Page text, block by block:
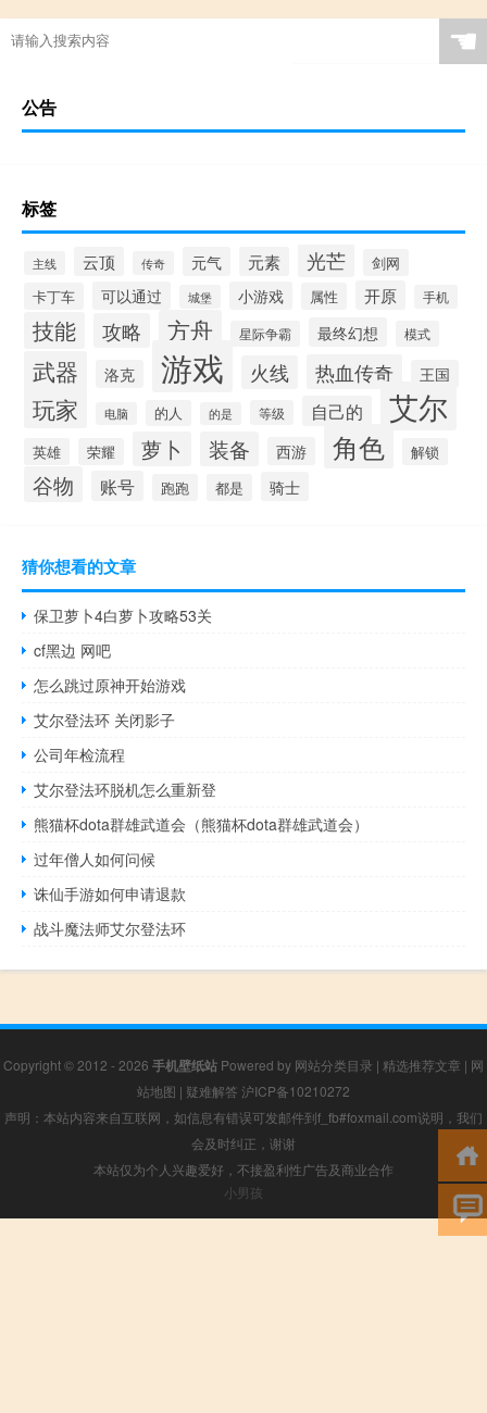
☚
公告
标签
主线 云顶 传奇 元气 元素 光芒
剑网
卡丁车
可以通过 城堡 小游戏 属性 开原 手机
技能 攻略 方舟 星际争霸 最终幻想 模式
武器 洛克 游戏 火线 热血传奇 王国
玩家 电脑 的人 的是 等级 自己的 艾尔
英雄 荣耀 萝卜 装备 西游 角色 解锁
谷物 账号 跑跑 都是 骑士
猜你想看的文章
保卫萝卜4白萝卜攻略53关
cf黑边 网吧
怎么跳过原神开始游戏
艾尔登法环 关闭影子
公司年检流程
艾尔登法环脱机怎么重新登
熊猫杯dota群雄武道会（熊猫杯dota群雄武道会）
过年僧人如何问候
诛仙手游如何申请退款
战斗魔法师艾尔登法环
Copyright © 2012 - 2026 手机壁纸站 Powered by 网站分类目录 | 精选推荐文章 | 网
站地图 | 疑难解答 沪ICP备10210272
声明：本站内容来自互联网，如信息有错误可发邮件到f_fb#foxmail.com说明，我们
会及时纠正，谢谢
本站仅为个人兴趣爱好，不接盈利性广告及商业合作
小男孩